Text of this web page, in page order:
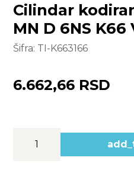
Cilindar
MN D 6NS K66
Šifra: TI-K663166
6.662,66 RSD